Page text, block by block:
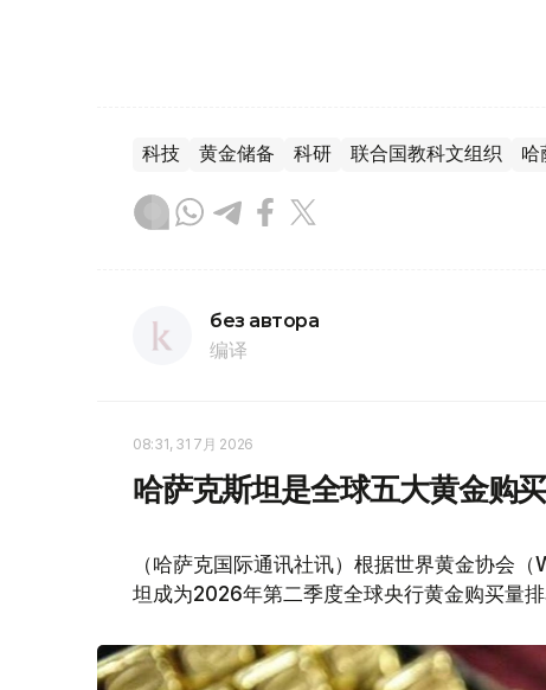
科技 黄金储备 科研 联合国教科文组织 哈
без автора
编译
08:31, 31 7月 2026
哈萨克斯坦是全球五大黄金购
（哈萨克国际通讯社讯）根据世界黄金协会
坦成为2026年第二季度全球央行黄金购买量排